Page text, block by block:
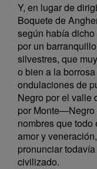
Y, en lugar de
Boquete de
según había
por un
silvestres, que
o bien a la
ondulaciones de
Negro por el valle
por
nombres que
amor y
pronunciar
civilizado.